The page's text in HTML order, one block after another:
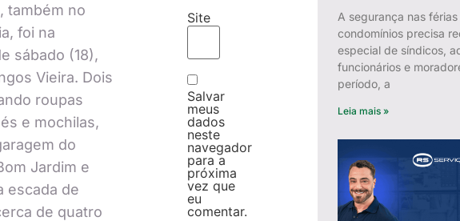
também no
foi na
sábado (18),
Vieira. Dois
roupas
e mochilas,
do
Jardim e
escada de
de quatro
Site
Salvar
meus
dados
neste
navegador
para a
próxima
vez que
eu
comentar.
A segurança nas
condomínios precisa
especial de síndicos,
funcionários e
período, a
Leia mais »